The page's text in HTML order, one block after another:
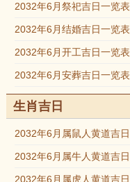
2032年6月祭祀吉日一览表
2032年6月结婚吉日一览表
2032年6月开工吉日一览表
2032年6月安葬吉日一览表
生肖吉日
2032年6月属鼠人黄道吉日
2032年6月属牛人黄道吉日
2032年6月属虎人黄道吉日